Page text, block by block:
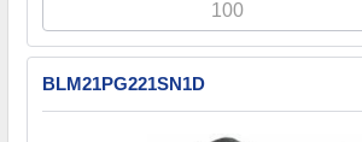
BLM21PG221SN1D